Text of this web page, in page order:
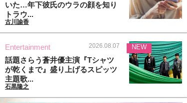
いた…年下彼氏のウラの顔を知り
トラウ...
古川諭香
Entertainment 2026.08.07
話題さらう蒼井優主演『Tシャツ
が乾くまで』盛り上げるスピッツ
主題歌...
石黒隆之
NEW